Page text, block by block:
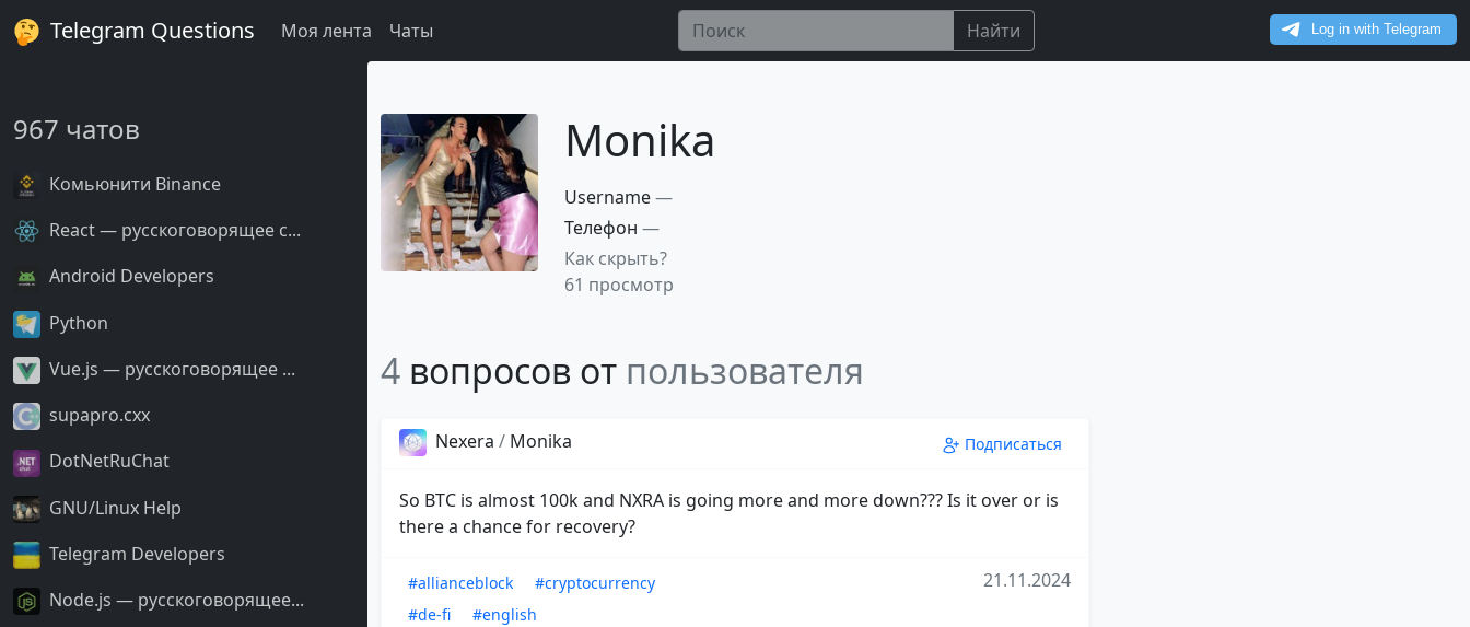
Telegram Questions Моя лента Чаты Найти
967 чатов
Комьюнити Binance
React — русскоговорящее с...
Android Developers
Python
Vue.js — русскоговорящее ...
supapro.cxx
DotNetRuChat
GNU/Linux Help
Telegram Developers
Node.js — русскоговорящее...
Monika
Username—
Телефон —
Как скрыть?
61 просмотр
4 вопросов от пользователя
Nexera / Monika Подписаться
So BTC is almost 100k and NXRA is going more and more down??? Is it over or is
there a chance for recovery?
#allianceblock
#cryptocurrency
#de-fi
#english
21.11.2024